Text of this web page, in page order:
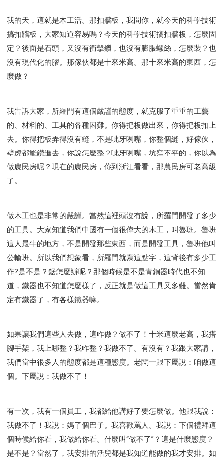
我的天，這就是木工活。那扣牆板，我問你，就今天的科學技術
搞扣牆板，大家知道容易嗎？今天的科學技術搞扣牆板，怎麼固
定？後面是石頭，又沒有衝擊鑽，也沒有膨脹螺絲，怎麼裝？也
沒有現代化的膠。那傢伙都是十來米高。那十來米高的東西，怎
麼做？
我告訴大家，所羅門有這個嚴謹的態度，就克服了重重的工藝
的、材料的、工具的各種困難。你得把板做出來，你得把板扣上
去。你得把板弄得沒有縫，不是呲牙咧嘴，你整個縫，好傢伙，
壁虎都能鑽進去，你說怎麼整？呲牙咧嘴，坑窪不平的，你以為
做農民房呢？現在的農民房，你到浙江看看，那農民房可老高級
了。
做木工也是非常的嚴謹。當然這裡頭沒有說，所羅門開發了多少
的工具。大家知道我們中國有一個很偉大的木工，叫魯班。魯班
這人最牛的地方，不是開發那些東西，而是開發工具，魯班他叫
公輸班。所以我們想象看，所羅門就寫這點字，這背後有多少工
作?是不是？鋸怎麼辦呢？那個時候是不是青銅器時代也不知
道，鐵器也不知道怎麼樣了，反正就是做這工具又多難。當然肯
定有鐵器了，有各樣鐵器嘛。
如果讓我們這些人去做，這咋做？做不了！十米這麼老高，我搭
腳手架，我上哪整？我咋整？我做不了。有沒有？我跟大家講，
我們當中很多人的態度都是這種態度。老闆一跟下屬說：咱做這
個。下屬說：我做不了！
有一次，我有一個員工，我都給他講好了要怎麼做。他跟我說：
我做不了！我說：媽了個巴子。我喜歡罵人。我說：下個禮拜這
個時候給你看，我做給你看。什麼叫“做不了”？這是什麼態度？
是不是？當然了，我安排的活兒都是我知道能做的我才安排。如